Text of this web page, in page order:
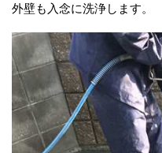
外壁も入念に洗浄します。